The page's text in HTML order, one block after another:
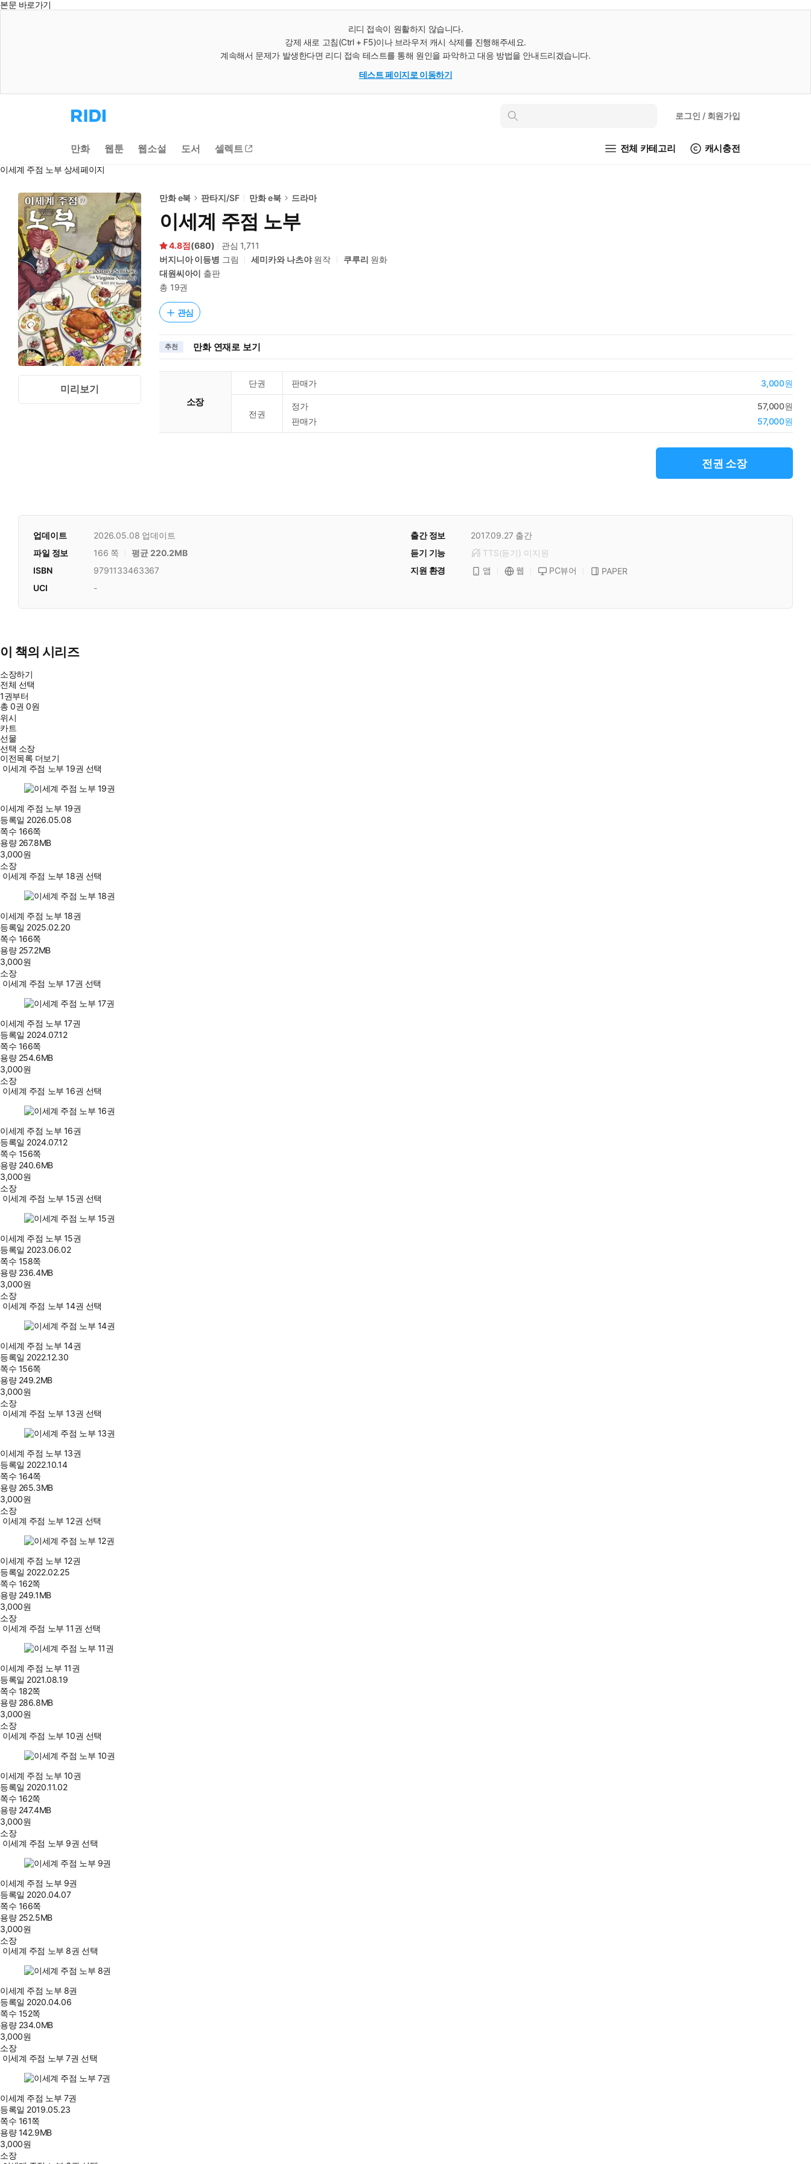
본문 바로가기
리디 접속이 원활하지 않습니다.
강제 새로 고침(Ctrl + F5)이나 브라우저 캐시 삭제를 진행해주세요.
계속해서 문제가 발생한다면 리디 접속 테스트를 통해 원인을 파악하고 대응 방법을 안내드리겠습니다.
테스트 페이지로 이동하기
리
디
으
로
동
인
로그인 / 회원가입
만화 웹툰 웹소설 도서 셀렉트 전체 카테고리 캐시충전
이세계 주점 노부 상세페이지
미리보기
만화 e북 판타지/SF 만화 e북 드라마
이세계 주점 노부
4.8 (680) 관심 1,711
버지니아 이등병 그림 세미카와 나츠야원작 쿠루리 원화
대원씨아이 출판
총 19권
관심
추천 만화 연재로 보기
소장
단권 판매가 3,000원
전권
정가
57,000원
판매가
57,000원
전권 소장
업데이트 2026.05.08 업데이트 출간 정보 2017.09.27 출간
듣기 기능
TTS(듣기) 미지원
파일 정보 166 쪽
평균 220.2MB
지원 환경
앱 웹 PC뷰어 PAPER
ISBN
9791133463367
UCI
-
이 책의 시리즈
소장하기
전체 선택
1권부터
총0권 0원
위시
카트
선물
선택 소장
이전목록 더보기
이세계 주점 노부 19권 선택
이세계 주점 노부 19권
등록일 2026.05.08
쪽수 166쪽
용량 267.8MB
3,000원
소장
이세계 주점 노부 18권 선택
이세계 주점 노부 18권
등록일 2025.02.20
쪽수 166쪽
용량 257.2MB
3,000원
소장
이세계 주점 노부 17권 선택
이세계 주점 노부 17권
등록일 2024.07.12
쪽수 166쪽
용량 254.6MB
3,000원
소장
이세계 주점 노부 16권 선택
이세계 주점 노부 16권
등록일 2024.07.12
쪽수 156쪽
용량 240.6MB
3,000원
소장
이세계 주점 노부 15권 선택
이세계 주점 노부 15권
등록일 2023.06.02
쪽수 158쪽
용량 236.4MB
3,000원
소장
이세계 주점 노부 14권 선택
이세계 주점 노부 14권
등록일 2022.12.30
쪽수 156쪽
용량 249.2MB
3,000원
소장
이세계 주점 노부 13권 선택
이세계 주점 노부 13권
등록일 2022.10.14
쪽수 164쪽
용량 265.3MB
3,000원
소장
이세계 주점 노부 12권 선택
이세계 주점 노부 12권
등록일 2022.02.25
쪽수 162쪽
용량 249.1MB
3,000원
소장
이세계 주점 노부 11권 선택
이세계 주점 노부 11권
등록일 2021.08.19
쪽수 182쪽
용량 286.8MB
3,000원
소장
이세계 주점 노부 10권 선택
이세계 주점 노부 10권
등록일 2020.11.02
쪽수 162쪽
용량 247.4MB
3,000원
소장
이세계 주점 노부 9권 선택
이세계 주점 노부 9권
등록일 2020.04.07
쪽수 166쪽
용량 252.5MB
3,000원
소장
이세계 주점 노부 8권 선택
이세계 주점 노부 8권
등록일 2020.04.06
쪽수 152쪽
용량 234.0MB
3,000원
소장
이세계 주점 노부 7권 선택
이세계 주점 노부 7권
등록일 2019.05.23
쪽수 161쪽
용량142.9MB
3,000원
소장